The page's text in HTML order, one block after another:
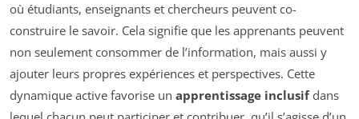
où étudiants, enseignants et chercheurs peuvent co-
construire le savoir. Cela signifie que les apprenants peuvent
non seulement consommer de l’information, mais aussi y
ajouter leurs propres expériences et perspectives. Cette
dynamique active favorise un apprentissage inclusifdans